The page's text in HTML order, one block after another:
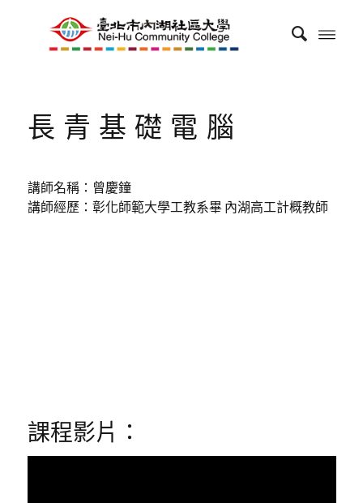
長青基礎電腦
講師名稱：曾慶鐘
講師經歷：彰化師範大學工教系畢 內湖高工計概教師
課程影片：